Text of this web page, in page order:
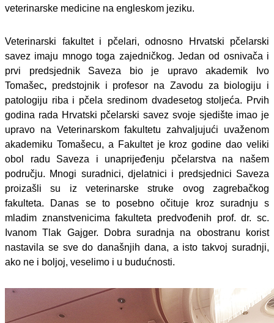
veterinarske medicine na engleskom jeziku.
Veterinarski fakultet i pčelari, odnosno Hrvatski pčelarski
savez imaju mnogo toga zajedničkog. Jedan od osnivača i
prvi predsjednik Saveza bio je upravo akademik
Ivo
Tomašec, predstojnik i profesor na Zavodu za biologiju i
patologiju riba i pčela sredinom dvadesetog stoljeća. Prvih
godina rada Hrvatski pčelarski savez svoje sjedište imao je
upravo na Veterinarskom fakultetu zahvaljujući uvaženom
akademiku Tomašecu, a Fakultet je kroz godine dao veliki
obol radu Saveza i unaprijeđenju pčelarstva na našem
području. Mnogi suradnici, djelatnici i predsjednici Saveza
proizašli su iz veterinarske struke ovog zagrebačkog
fakulteta. Danas se to posebno očituje kroz suradnju s
mladim znanstvenicima fakulteta predvođenih prof. dr. sc.
Ivanom Tlak Gajger. Dobra suradnja na obostranu korist
nastavila se sve do današnjih dana, a isto takvoj suradnji,
ako ne i boljoj, veselimo i u budućnosti.